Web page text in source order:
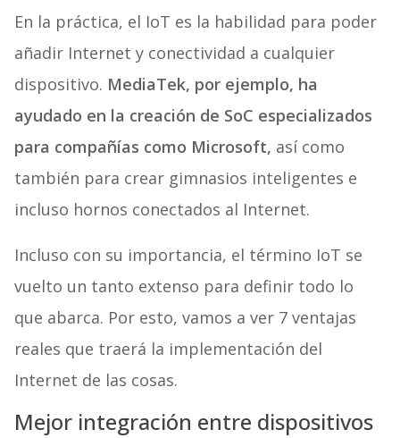
En la práctica, el IoT es la habilidad para poder
añadir Internet y conectividad a cualquier
dispositivo. MediaTek, por ejemplo, ha
ayudado en la creación de SoC especializados
para compañías como Microsoft, así como
también para crear gimnasios inteligentes e
incluso hornos conectados al Internet.
Incluso con su importancia, el término IoT se
vuelto un tanto extenso para definir todo lo
que abarca. Por esto, vamos a ver 7 ventajas
reales que traerá la implementación del
Internet de las cosas.
Mejor integración entre dispositivos